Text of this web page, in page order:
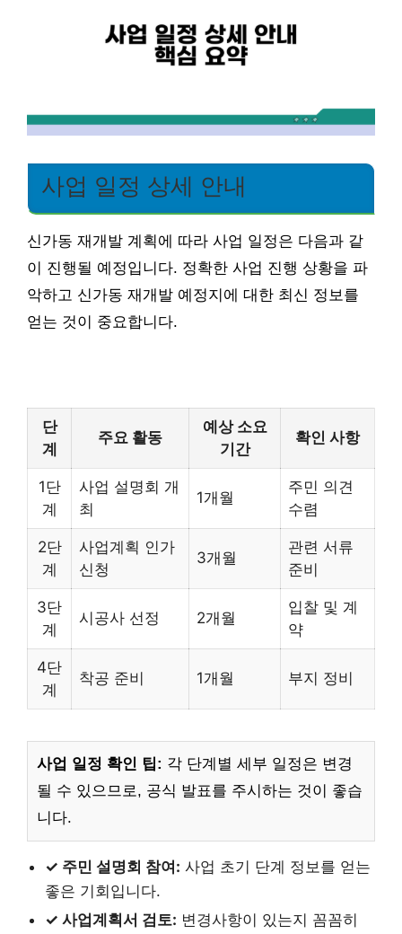
사업 일정 상세 안내
신가동 재개발 계획에 따라 사업 일정은 다음과 같
이 진행될 예정입니다. 정확한 사업 진행 상황을 파
악하고 신가동 재개발 예정지에 대한 최신 정보를
얻는 것이 중요합니다.
단
계
주요 활동
예상 소요
기간
확인 사항
1단
계
사업 설명회 개
최
1개월
주민 의견
수렴
2단
계
사업계획 인가
신청
3개월
관련 서류
준비
3단
계
시공사 선정 2개월
입찰 및 계
약
4단
계
착공 준비 1개월 부지 정비
사업 일정 확인 팁: 각 단계별 세부 일정은 변경
될 수 있으므로, 공식 발표를 주시하는 것이 좋습
니다.
✓ 주민 설명회 참여: 사업 초기 단계 정보를 얻는
좋은 기회입니다.
✓ 사업계획서 검토: 변경사항이 있는지 꼼꼼히